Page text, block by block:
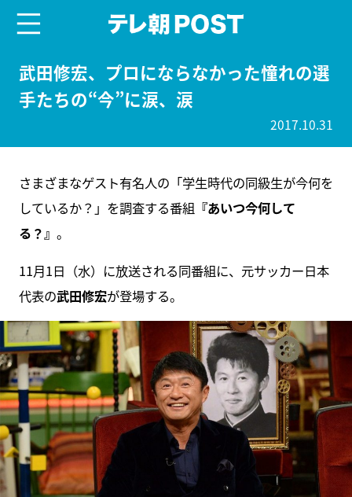
武田修宏、プロにならなかった憧れの選
手たちの“今”に涙、涙
2017.10.31
さまざまなゲスト有名人の「学生時代の同級生が今何を
しているか？」を調査する番組 『あいつ今何して
る？』 。
11月1日（水）に放送される同番組に、元サッカー日本
代表の武田修宏が登場する。